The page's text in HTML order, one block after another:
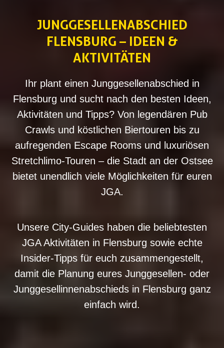
JUNGGESELLENABSCHIED
FLENSBURG – IDEEN &
AKTIVITÄTEN
Ihr plant einen Junggesellenabschied in
Flensburg und sucht nach den besten Ideen,
Aktivitäten und Tipps? Von legendären Pub
Crawls und köstlichen Biertouren bis zu
aufregenden Escape Rooms und luxuriösen
Stretchlimo-Touren – die Stadt an der Ostsee
bietet unendlich viele Möglichkeiten für euren
JGA.
Unsere City-Guides haben die beliebtesten
JGA Aktivitäten in Flensburg sowie echte
Insider-Tipps für euch zusammengestellt,
damit die Planung eures Junggesellen- oder
Junggesellinnenabschieds in Flensburg ganz
einfach wird.